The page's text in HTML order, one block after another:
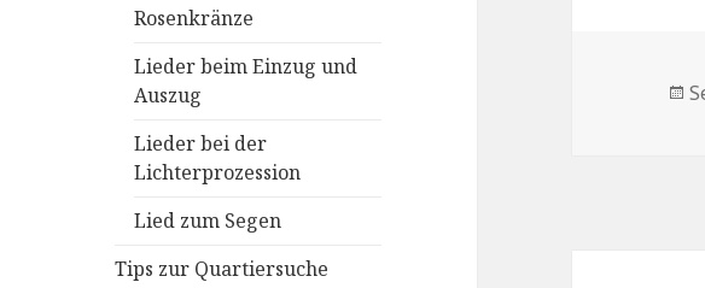
Rosenkränze
Lieder beim Einzug und
Auszug
Lieder bei der
Lichterprozession
Lied zum Segen
Tips zur Quartiersuche